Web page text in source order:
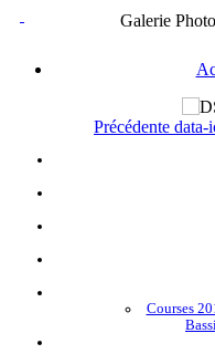
Galerie
Précédente data-
Courses